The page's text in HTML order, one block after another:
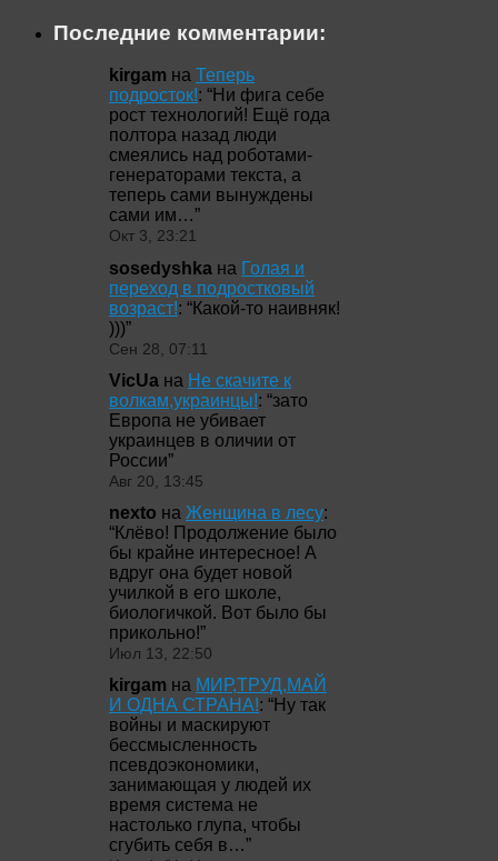
Последние комментарии:
kirgam на Теперь
подросток!: “Ни фига себе
рост технологий! Ещё года
полтора назад люди
смеялись над роботами-
генераторами текста, а
теперь сами вынуждены
сами им…”
Окт 3, 23:21
sosedyshka на Голая и
переход в подростковый
возраст!: “Какой-то наивняк!
)))”
Сен 28, 07:11
VicUa на Не скачите к
волкам,украинцы!: “зато
Европа не убивает
украинцев в оличии от
России”
Авг 20, 13:45
nexto на Женщина в лесу:
“Клёво! Продолжение было
бы крайне интересное! А
вдруг она будет новой
училкой в его школе,
биологичкой. Вот было бы
прикольно!”
Июл 13, 22:50
kirgam на МИР,ТРУД,МАЙ
И ОДНА СТРАНА!: “Ну так
войны и маскируют
бессмысленность
псевдоэкономики,
занимающая у людей их
время система не
настолько глупа, чтобы
сгубить себя в…”